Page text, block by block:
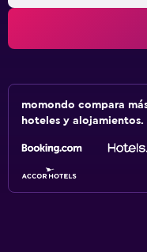
momondo compara
hoteles y alojamientos.